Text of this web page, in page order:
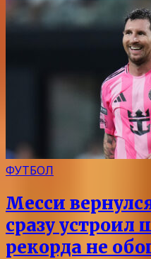
ФУТБОЛ
Месси
сразу устроил
рекорда не